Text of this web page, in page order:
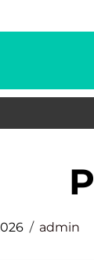
admin